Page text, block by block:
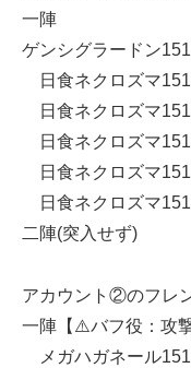
一陣
ゲンシグラードン
日食ネクロズマ
日食ネクロズマ
日食ネクロズマ
日食ネクロズマ
日食ネクロズマ
二陣(突入せず)
アカウント②のフレ
一陣【⚠️バフ役：攻撃
メガハガネール